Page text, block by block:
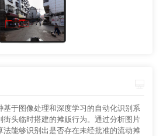
外经营识别算法可与监控系统结合，形成
案。
基于图像处理和深度学习的自动化识别系
街头临时搭建的摊贩行为。通过分析图片
法能够识别出是否存在未经批准的流动摊